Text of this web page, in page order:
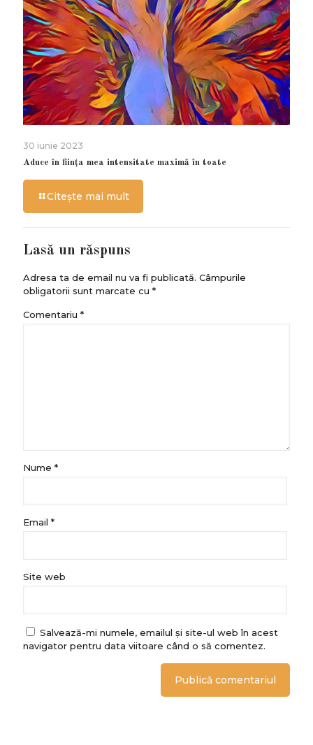
30 iunie 2023
Aduce în ființa mea intensitate maximă în toate
Citește mai mult
Lasă un răspuns
Adresa ta de email nu va fi publicată. Câmpurile
obligatorii sunt marcate cu *
Comentariu *
Nume *
Email *
Site web
Salvează-mi numele, emailul și site-ul web în acest
navigator pentru data viitoare când o să comentez.